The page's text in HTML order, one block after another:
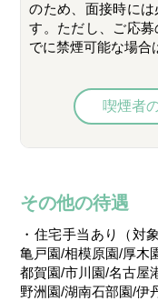
のため、面接時に
す。ただし、ご応
でに禁煙可能な場合
喫煙者
その他の待遇
・住宅手当あり（対
亀戸園/相模原園/厚木
都賀園/市川園/名古屋
野洲園/湖南石部園/伊